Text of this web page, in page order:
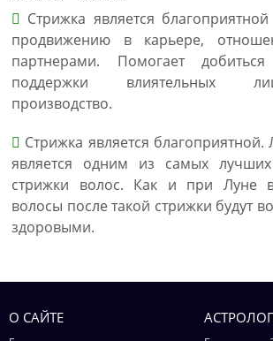
Стрижка является
продвижению в карьере,
партнерами. Помогает
поддержки влиятельных
производство.
Стрижка является благоприятной.
является одним из самых
стрижки волос. Как и при Луне
волосы после такой стрижки будут
здоровыми.
О САЙТЕ